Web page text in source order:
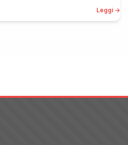
Leggi →